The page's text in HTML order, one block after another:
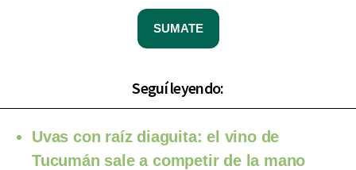
SUMATE
Seguí leyendo:
Uvas con raíz diaguita: el vino de
Tucumán sale a competir de la mano